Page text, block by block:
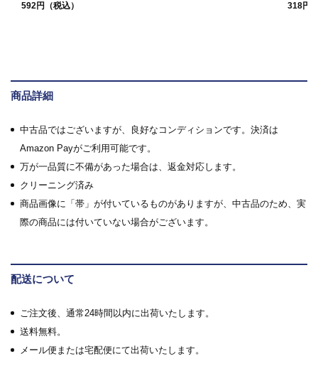
592円（税込） 318円
商品詳細
中古品ではございますが、良好なコンディションです。決済は
Amazon Payがご利用可能です。
万が一品質に不備があった場合は、返金対応します。
クリーニング済み
商品画像に「帯」が付いているものがありますが、中古品のため、実
際の商品には付いていない場合がございます。
配送について
ご注文後、通常24時間以内に出荷いたします。
送料無料。
メール便または宅配便にて出荷いたします。